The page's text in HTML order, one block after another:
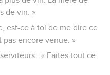
de vin. »
est-ce à toi de me dire ce
pas encore venue. »
: « Faites tout ce